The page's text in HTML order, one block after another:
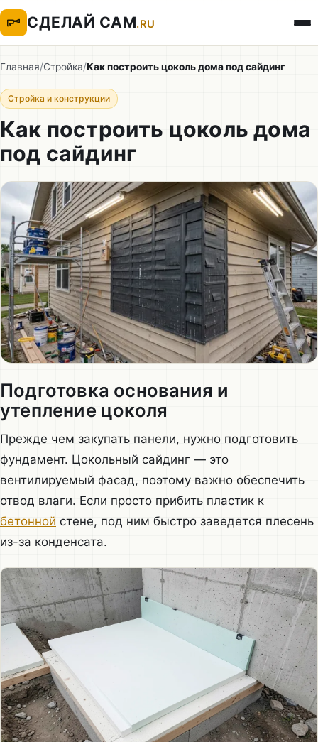
СДЕЛАЙ САМ.RU
Главная/Стройка/Как построить цоколь дома под сайдинг
Стройка и конструкции
Как построить цоколь дома
под сайдинг
Подготовка основания и
утепление цоколя
Прежде чем закупать панели, нужно подготовить
фундамент. Цокольный сайдинг — это
вентилируемый фасад, поэтому важно обеспечить
отвод влаги. Если просто прибить пластик к
бетонной стене, под ним быстро заведется плесень
из-за конденсата.